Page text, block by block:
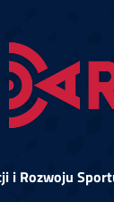
i Rozwoju